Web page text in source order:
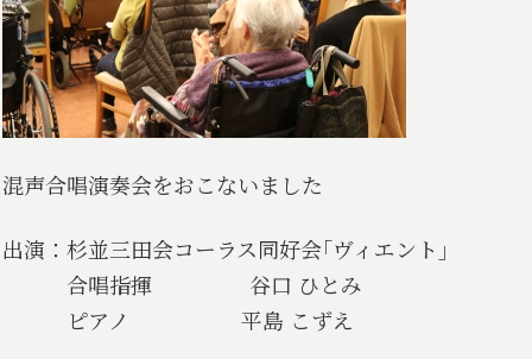
混声合唱演奏会をおこないました
出演：杉並三田会コーラス同好会｢ヴィエント｣
合唱指揮 谷口 ひとみ
ピアノ 平島 こずえ